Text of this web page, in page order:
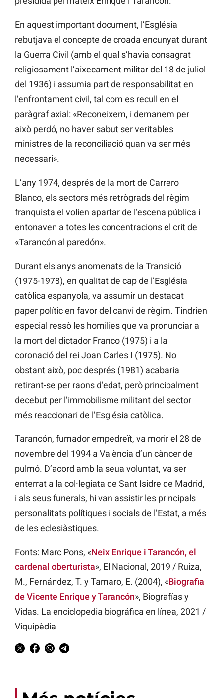
En aquest important document, l’Església
rebutjava el concepte de croada encunyat durant
la Guerra Civil (amb el qual s’havia consagrat
religiosament l’aixecament militar del 18 de juliol
del 1936) i assumia part de responsabilitat en
l’enfrontament civil, tal com es recull en el
paràgraf axial: «Reconeixem, i demanem per
això perdó, no haver sabut ser veritables
ministres de la reconciliació quan va ser més
necessari».
L’any 1974, després de la mort de Carrero
Blanco, els sectors més retrògrads del règim
franquista el volien apartar de l’escena pública i
entonaven a totes les concentracions el crit de
«Tarancón al paredón».
Durant els anys anomenats de la Transició
(1975-1978), en qualitat de cap de l’Església
catòlica espanyola, va assumir un destacat
paper polític en favor del canvi de règim. Tindrien
especial ressò les homilies que va pronunciar a
la mort del dictador Franco (1975) i a la
coronació del rei Joan Carles I (1975). No
obstant això, poc després (1981) acabaria
retirant-se per raons d’edat, però principalment
decebut per l’immobilisme militant del sector
més reaccionari de l’Església catòlica.
Tarancón, fumador empedreït, va morir el 28 de
novembre del 1994 a València d’un càncer de
pulmó. D’acord amb la seua voluntat, va ser
enterrat a la col·legiata de Sant Isidre de Madrid,
i als seus funerals, hi van assistir les principals
personalitats polítiques i socials de l’Estat, a més
de les eclesiàstiques.
Fonts: Marc Pons, «Neix Enrique i Tarancón, el
cardenal oberturista», El Nacional, 2019 / Ruiza,
M., Fernández, T. y Tamaro, E. (2004), «Biografia
de Vicente Enrique y Tarancón», Biografías y
Vidas. La enciclopedia biográfica en línea, 2021 /
Viquipèdia